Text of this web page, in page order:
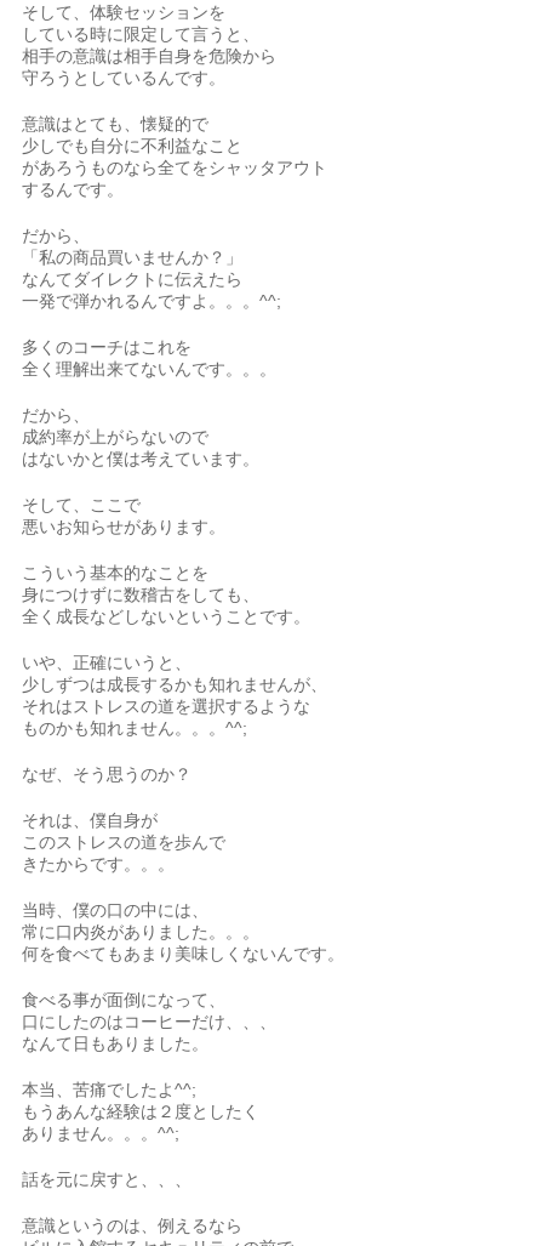
そして、体験セッションを
している時に限定して言うと、
相手の意識は相手自身を危険から
守ろうとしているんです。
意識はとても、懐疑的で
少しでも自分に不利益なこと
があろうものなら全てをシャッタアウト
するんです。
だから、
「私の商品買いませんか？」
なんてダイレクトに伝えたら
一発で弾かれるんですよ。。。^^;
多くのコーチはこれを
全く理解出来てないんです。。。
だから、
成約率が上がらないので
はないかと僕は考えています。
そして、ここで
悪いお知らせがあります。
こういう基本的なことを
身につけずに数稽古をしても、
全く成長などしないということです。
いや、正確にいうと、
少しずつは成長するかも知れませんが、
それはストレスの道を選択するような
ものかも知れません。。。^^;
なぜ、そう思うのか？
それは、僕自身が
このストレスの道を歩んで
きたからです。。。
当時、僕の口の中には、
常に口内炎がありました。。。
何を食べてもあまり美味しくないんです。
食べる事が面倒になって、
口にしたのはコーヒーだけ、、、
なんて日もありました。
本当、苦痛でしたよ^^;
もうあんな経験は２度としたく
ありません。。。^^;
話を元に戻すと、、、
意識というのは、例えるなら